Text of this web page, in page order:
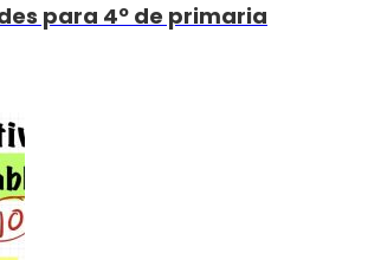
para 4º de primaria